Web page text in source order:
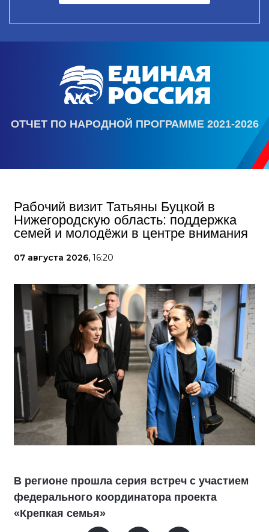
ОТЧЕТ ПО НАРОДНОЙ ПРОГРАММЕ 2021-2026
Рабочий визит Татьяны Буцкой в
Нижегородскую область: поддержка
семей и молодёжи в центре внимания
07 августа 2026, 16:20
В регионе прошла серия встреч с участием
федерального координатора проекта
«Крепкая семья»